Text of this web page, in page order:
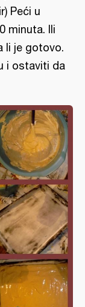
Peći u
minuta. Ili
li je gotovo.
i ostaviti da